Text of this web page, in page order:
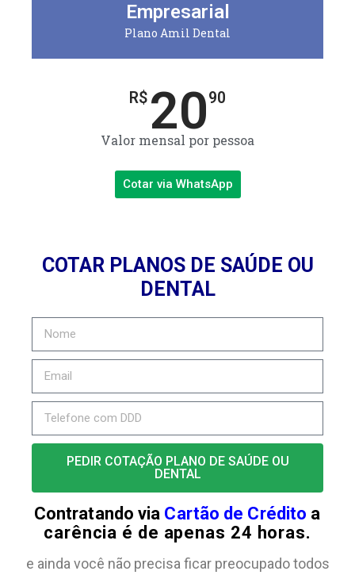
Empresarial
Plano Amil Dental
R$ 2090
Valor mensal por pessoa
Cotar via WhatsApp
COTAR PLANOS DE SAÚDE OU
DENTAL
PEDIR COTAÇÃO PLANO DE SAÚDE OU
DENTAL
Contratando via Cartão de Crédito a
carência é de apenas 24 horas.
e ainda você não precisa ficar preocupado todos